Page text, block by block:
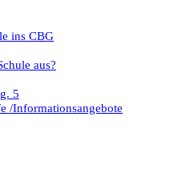
ins CBG
aus?
5
/Informationsangebote